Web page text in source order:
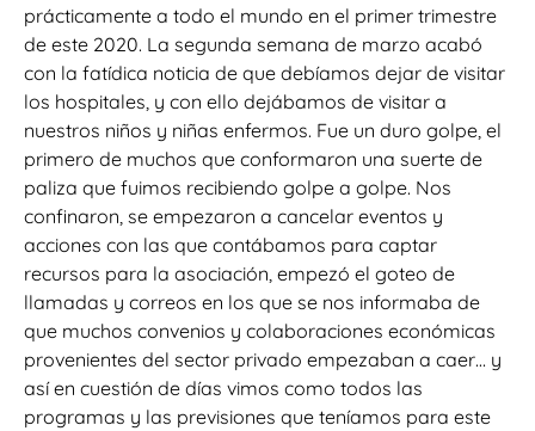
prácticamente a todo el mundo en el primer trimestre
de este 2020. La segunda semana de marzo acabó
con la fatídica noticia de que debíamos dejar de visitar
los hospitales, y con ello dejábamos de visitar a
nuestros niños y niñas enfermos. Fue un duro golpe, el
primero de muchos que conformaron una suerte de
paliza que fuimos recibiendo golpe a golpe. Nos
confinaron, se empezaron a cancelar eventos y
acciones con las que contábamos para captar
recursos para la asociación, empezó el goteo de
llamadas y correos en los que se nos informaba de
que muchos convenios y colaboraciones económicas
provenientes del sector privado empezaban a caer… y
así en cuestión de días vimos como todos las
programas y las previsiones que teníamos para este